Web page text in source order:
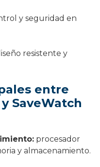
y seguridad en
resistente y
entre
SaveWatch
procesador
y almacenamiento.